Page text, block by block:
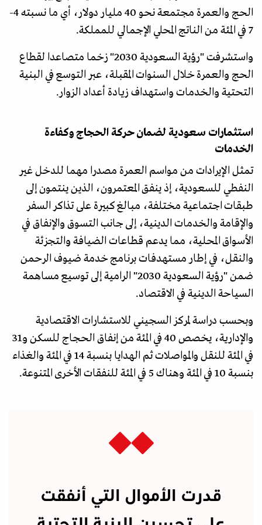
الحج والعمرة مجتمعة نحو 40 مليار دولار، أي ما نسبته 4-
7 في المئة من الناتج المحلي الإجمالي للمملكة.
واستشرفت "رؤية السعودية 2030" زخما متصاعدا لقطاع
الحج والعمرة خلال السنوات المقبلة، عبر التوسع في البنية
التحتية والخدمات واستهداف زيادة أعداد الزوار.
استثمارات سعودية لضمان حركة الحجاج وكفاءة
الخدمات
تمثل الإيرادات من مواسم العمرة مصدرا مهما للدخل غير
النفطي للسعودية، إذ ينفق المعتمرون، الذين ينتمون إلى
طبقات اجتماعية مختلفة، مبالغ كبيرة على تذاكر السفر
والإقامة والخدمات الدينية، إلى جانب التسوق والإنفاق في
الأسواق المحلية، مما يدعم قطاعات الضيافة والتجزئة
والنقل، في إطار مستهدفات برنامج خدمة ضيوف الرحمن
ضمن "رؤية السعودية 2030" الرامية إلى توسيع مساهمة
السياحة الدينية في الاقتصاد.
وبحسب دراسة لمركز السجيني للاستشارات الاقتصادية
والإدارية، يخصص 40 في المئة من إنفاق الحجاج للسكن و31
في المئة للنقل والمواصلات ثم الهدايا بنسبة 14 في المئة والغذاء
بنسبة 10 في المئة وهناك 5 في المئة للنفقات الأخرى المتنوعة.
قدرت الأموال التي أنفقت